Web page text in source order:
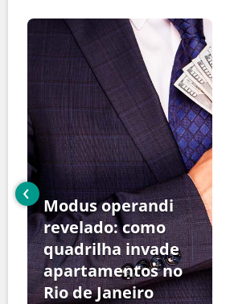
Modus operandi
revelado: como
quadrilha invade
apartamentos no
Rio de Janeiro
‹